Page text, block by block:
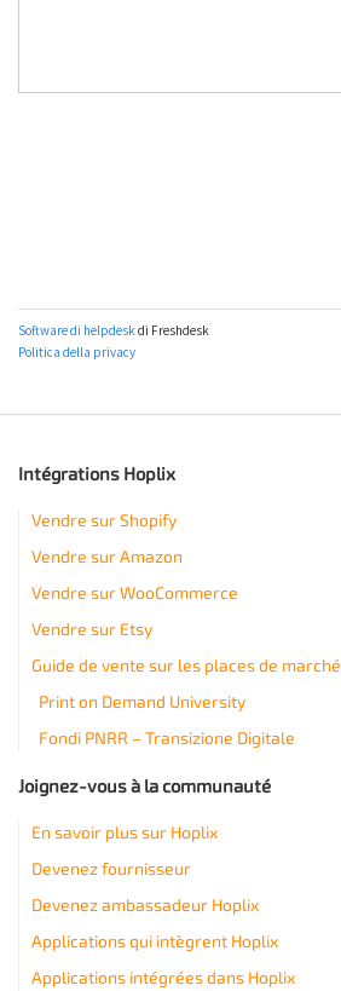
Intégrations Hoplix
Vendre sur Shopify
Vendre sur Amazon
Vendre sur WooCommerce
Vendre sur Etsy
Guide de vente sur les places de marché
Print on Demand University
Fondi PNRR – Transizione Digitale
Joignez-vous à la communauté
En savoir plus sur Hoplix
Devenez fournisseur
Devenez ambassadeur Hoplix
Applications qui intègrent Hoplix
Applications intégrées dans Hoplix